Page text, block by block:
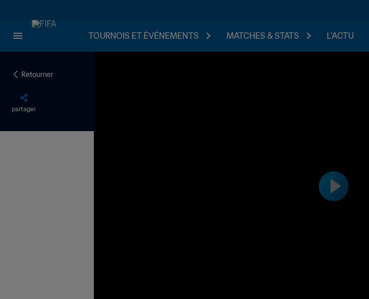
TOURNOIS ET ÉVÉNEMENTS MATCHES & STATS L'ACTU
Retourner
partager